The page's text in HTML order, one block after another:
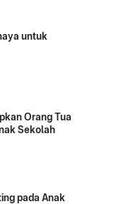
untuk
Orang Tua
Sekolah
pada Anak